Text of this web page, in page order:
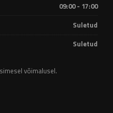
09:00 - 17:00
Suletud
Suletud
võimalusel.